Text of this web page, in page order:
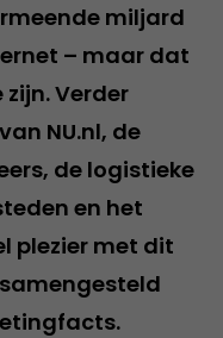
miljard
– maar dat
Verder
NU.nl, de
de logistieke
en het
plezier met dit